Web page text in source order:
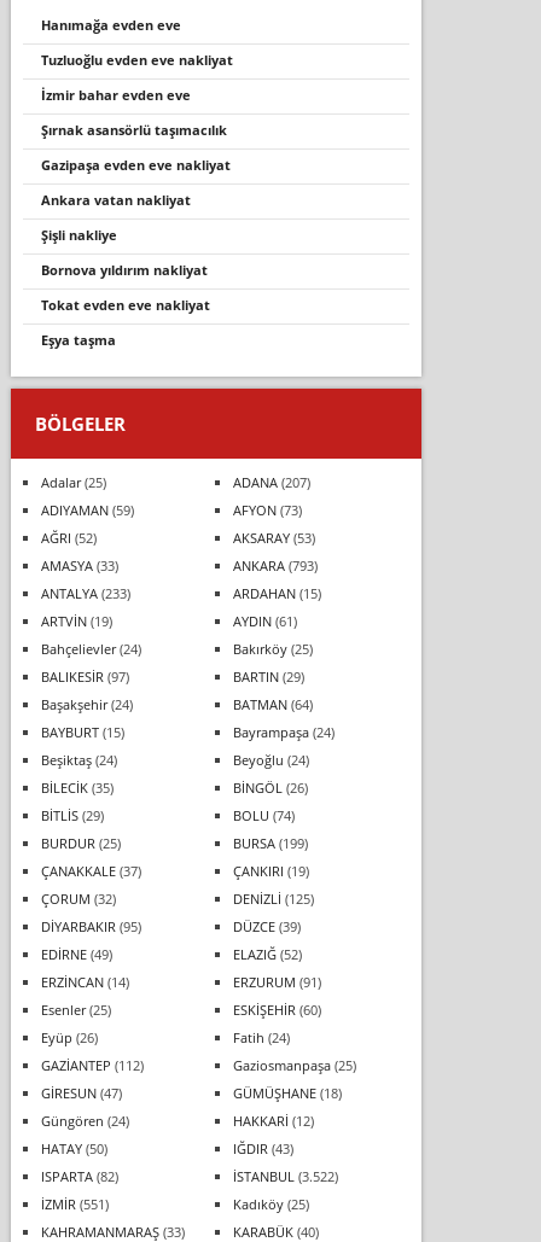
hanımağa evden eve
tuzluoğlu evden eve nakliyat
i̇zmir bahar evden eve
şırnak asansörlü taşımacılık
gazipaşa evden eve nakliyat
ankara vatan nakliyat
şişli nakliye
bornova yıldırım nakliyat
tokat evden eve nakli̇yat
eşya taşma
BÖLGELER
Adalar(25) ADANA(207)
ADIYAMAN(59) AFYON(73)
AĞRI (52) AKSARAY(53)
AMASYA(33) ANKARA(793)
ANTALYA(233) ARDAHAN(15)
ARTVİN(19) AYDIN(61)
Bahçelievler(24) Bakırköy(25)
BALIKESİR (97) BARTIN(29)
Başakşehir(24) BATMAN(64)
BAYBURT(15) Bayrampaşa(24)
Beşiktaş(24) Beyoğlu (24)
BİLECİK(35) BİNGÖL (26)
BİTLİS(29) BOLU (74)
BURDUR (25) BURSA(199)
ÇANAKKALE(37) ÇANKIRI (19)
ÇORUM (32) DENİZLİ (125)
DİYARBAKIR (95) DÜZCE(39)
EDİRNE(49) ELAZIĞ(52)
ERZİNCAN(14) ERZURUM (91)
Esenler(25) ESKİŞEHİR (60)
Eyüp (26) Fatih (24)
GAZİANTEP (112) Gaziosmanpaşa(25)
GİRESUN(47) GÜMÜŞHANE(18)
Güngören (24) HAKKARİ (12)
HATAY(50) IĞDIR (43)
ISPARTA(82) İSTANBUL (3.522)
İZMİR (551) Kadıköy(25)
KAHRAMANMARAŞ(33) KARABÜK(40)